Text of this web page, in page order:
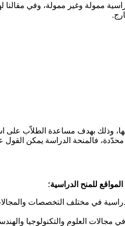
ممولة وغير ممولة، وفي
فيها، وذلك بهدف مساعدة الطلاّب
فالمنحة الدراسة يمكن القول
للمنح الدراسية؛
في مختلف التخصصات
مجالات العلوم والتكنولوجيا